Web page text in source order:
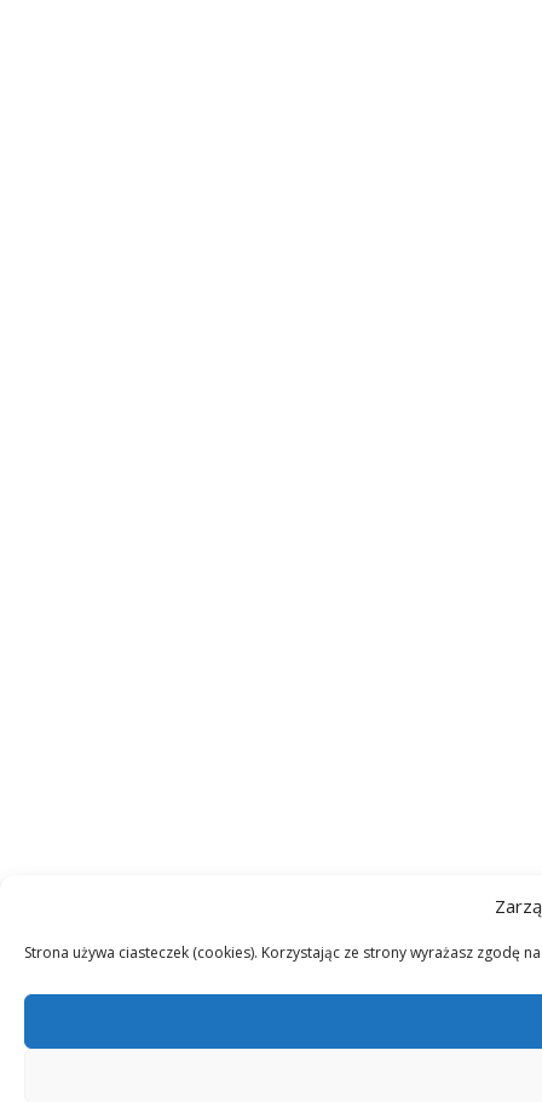
Strona używa ciasteczek (cookies). Korzystając ze strony wyrażasz zgodę